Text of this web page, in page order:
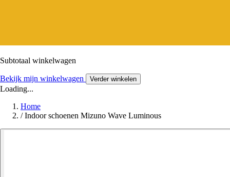
Subtotaal winkelwagen
Bekijk mijn winkelwagen Verder winkelen
Loading...
Home
/ Indoor schoenen Mizuno Wave Luminous